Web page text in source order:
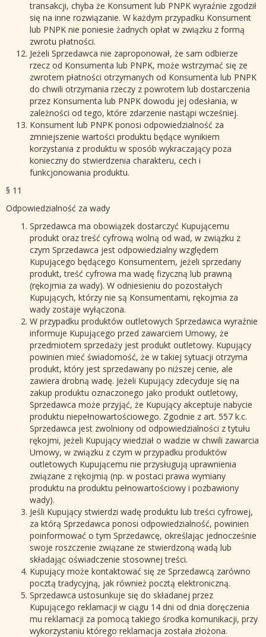
transakcji, chyba że Konsument lub PNPK wyraźnie zgodził
się na inne rozwiązanie. W każdym przypadku Konsument
lub PNPK nie poniesie żadnych opłat w związku z formą
zwrotu płatności.
Jeżeli Sprzedawca nie zaproponował, że sam odbierze
rzecz od Konsumenta lub PNPK, może wstrzymać się ze
zwrotem płatności otrzymanych od Konsumenta lub PNPK
do chwili otrzymania rzeczy z powrotem lub dostarczenia
przez Konsumenta lub PNPK dowodu jej odesłania, w
zależności od tego, które zdarzenie nastąpi wcześniej.
Konsument lub PNPK ponosi odpowiedzialność za
zmniejszenie wartości produktu będące wynikiem
korzystania z produktu w sposób wykraczający poza
konieczny do stwierdzenia charakteru, cech i
funkcjonowania produktu.
§ 11
Odpowiedzialność za wady
Sprzedawca ma obowiązek dostarczyć Kupującemu
produkt oraz treść cyfrową wolną od wad, w związku z
czym Sprzedawca jest odpowiedzialny względem
Kupującego będącego Konsumentem, jeżeli sprzedany
produkt, treść cyfrowa ma wadę fizyczną lub prawną
(rękojmia za wady). W odniesieniu do pozostałych
Kupujących, którzy nie są Konsumentami, rękojmia za
wady zostaje wyłączona.
W przypadku produktów outletowych Sprzedawca wyraźnie
informuje Kupującego przed zawarciem Umowy, że
przedmiotem sprzedaży jest produkt outletowy. Kupujący
powinien mieć świadomość, że w takiej sytuacji otrzyma
produkt, który jest sprzedawany po niższej cenie, ale
zawiera drobną wadę. Jeżeli Kupujący zdecyduje się na
zakup produktu oznaczonego jako produkt outletowy,
Sprzedawca może przyjąć, że Kupujący akceptuje nabycie
produktu niepełnowartościowego. Zgodnie z art. 557 k.c.
Sprzedawca jest zwolniony od odpowiedzialności z tytułu
rękojmi, jeżeli Kupujący wiedział o wadzie w chwili zawarcia
Umowy, w związku z czym w przypadku produktów
outletowych Kupującemu nie przysługują uprawnienia
związane z rękojmią (np. w postaci prawa wymiany
produktu na produktu pełnowartościowy i pozbawiony
wady).
Jeśli Kupujący stwierdzi wadę produktu lub treści cyfrowej,
za którą Sprzedawca ponosi odpowiedzialność, powinien
poinformować o tym Sprzedawcę, określając jednocześnie
swoje roszczenie związane ze stwierdzoną wadą lub
składając oświadczenie stosownej treści.
Kupujący może kontaktować się ze Sprzedawcą zarówno
pocztą tradycyjną, jak również pocztą elektroniczną.
Sprzedawca ustosunkuje się do składanej przez
Kupującego reklamacji w ciągu 14 dni od dnia doręczenia
mu reklamacji za pomocą takiego środka komunikacji, przy
wykorzystaniu którego reklamacja została złożona.